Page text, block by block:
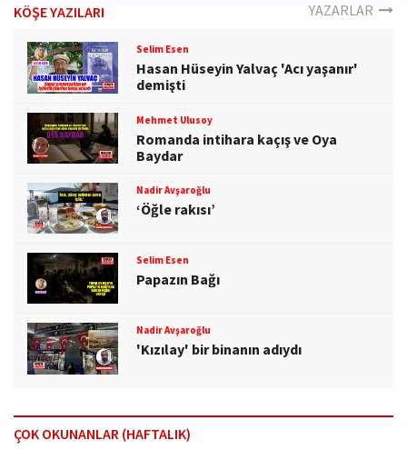
KÖŞE YAZILARI YAZARLAR
Selim Esen
Hasan Hüseyin Yalvaç 'Acı yaşanır'
demişti
Mehmet Ulusoy
Romanda intihara kaçış ve Oya
Baydar
Nadir Avşaroğlu
‘Öğle rakısı’
Selim Esen
Papazın Bağı
Nadir Avşaroğlu
'Kızılay' bir binanın adıydı
ÇOK OKUNANLAR (HAFTALIK)